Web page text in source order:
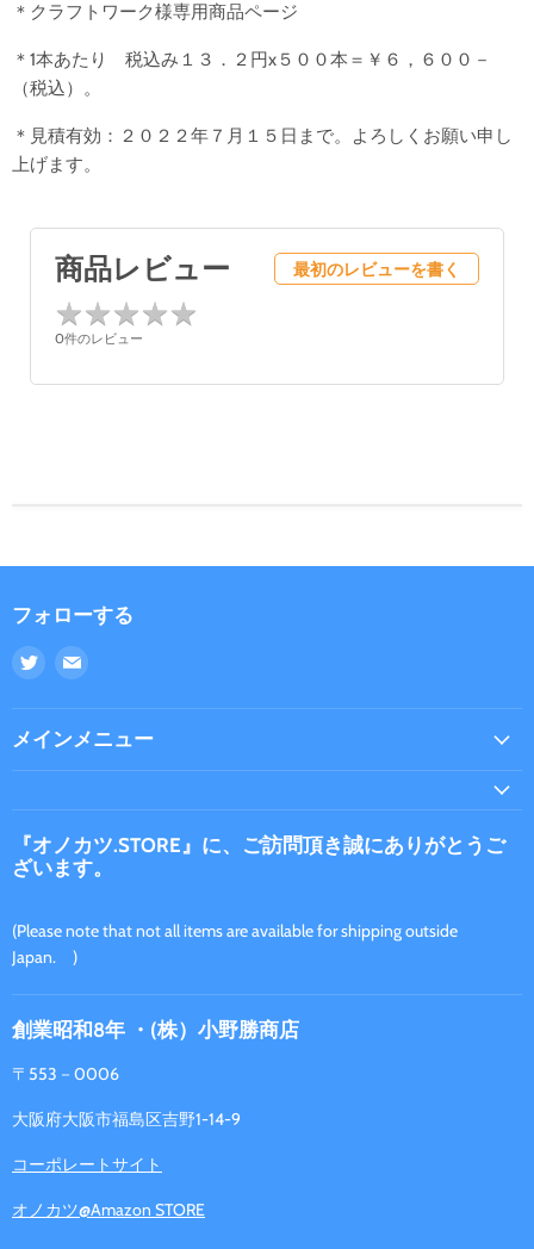
＊クラフトワーク様専用商品ページ
＊1本あたり 税込み１３．２円x５００本＝￥６，６００－
（税込）。
＊見積有効：２０２２年７月１５日まで。よろしくお願い申し
上げます。
商品レビュー 最初のレビューを書く
★★★★★
★★★★★
0件のレビュー
フォローする
Twitter
見
つ
く
だ
さ
E
ー
ル
つ
け
て
メインメニュー
『オノカツ.STORE』に、ご訪問頂き誠にありがとうご
ざいます。
(Please note that not all items are available for shipping outside
Japan. )
創業昭和8年 ・(株）小野勝商店
〒553－0006
大阪府大阪市福島区吉野1-14-9
コーポレートサイト
オノカツ@Amazon STORE